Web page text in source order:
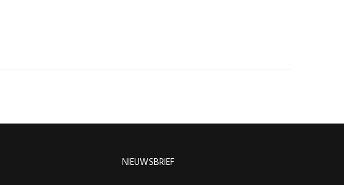
NIEUWSBRIEF